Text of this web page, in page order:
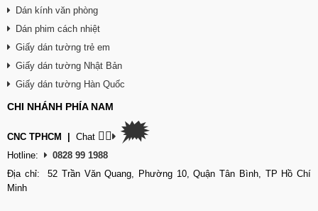
Dán kính văn phòng
Dán phim cách nhiệt
Giấy dán tường trẻ em
Giấy dán tường Nhật Bản
Giấy dán tường Hàn Quốc
CHI NHÁNH PHÍA NAM
CNC TPHCM Chat 👉🏽 🗯
Hotline:
0828 99 1988
Địa chỉ: 52 Trần Văn Quang, Phường 10, Quận Tân Bình, TP Hồ Chí
Minh